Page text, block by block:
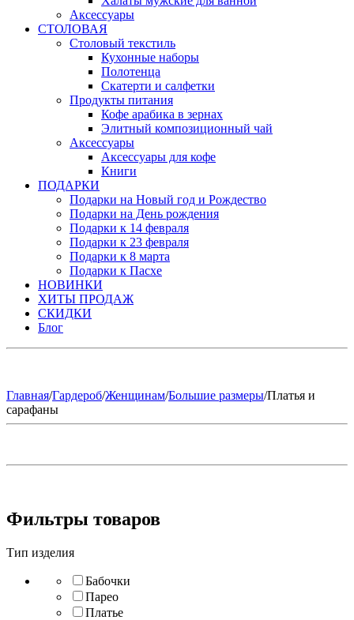
Аксессуары
СТОЛОВАЯ
Столовый текстиль
Кухонные наборы
Полотенца
Скатерти и салфетки
Продукты питания
Кофе арабика в зернах
Элитный композиционный чай
Аксессуары
Аксессуары для кофе
Книги
ПОДАРКИ
Подарки на Новый год и Рождество
Подарки на День рождения
Подарки к 14 февраля
Подарки к 23 февраля
Подарки к 8 марта
Подарки к Пасхе
НОВИНКИ
ХИТЫ ПРОДАЖ
СКИДКИ
Блог
Главная/Гардероб/Женщинам/Большие размеры/Платья и
сарафаны
Фильтры товаров
Тип изделия
Бабочки
Парео
Платье